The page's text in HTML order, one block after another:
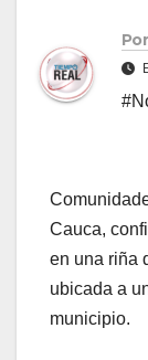
Por
Cauca,
en una riña
ubicada a
municipio.